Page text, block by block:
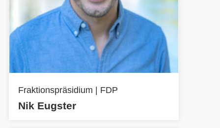
Fraktionspräsidium | FDP
Nik Eugster